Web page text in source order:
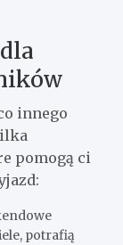
innego
pomogą ci
potrafią